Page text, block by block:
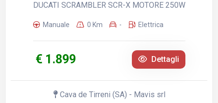
DUCATI SCRAMBLER SCR-X MOTORE 250W
Manuale 0 Km - Elettrica
€ 1.899 Dettagli
Cava de Tirreni (SA) - Mavis srl